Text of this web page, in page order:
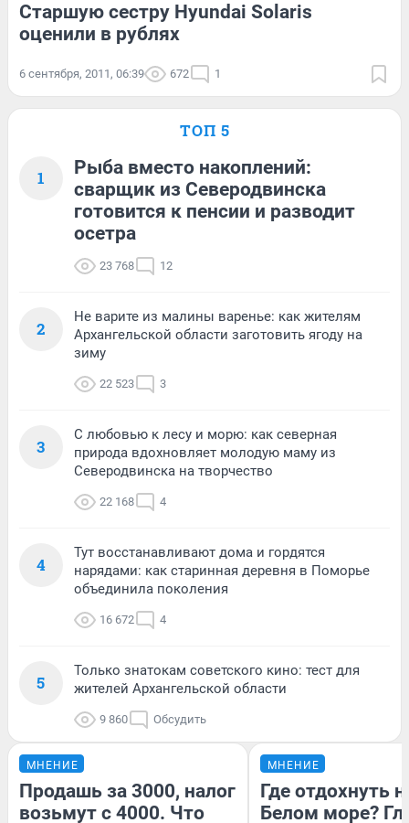
Старшую сестру Hyundai Solaris
оценили в рублях
6 сентября, 2011, 06:39 672 1
ТОП 5
1
Рыба вместо накоплений:
сварщик из Северодвинска
готовится к пенсии и разводит
осетра
23 768 12
2
Не варите из малины варенье: как жителям
Архангельской области заготовить ягоду на
зиму
22 523 3
3
С любовью к лесу и морю: как северная
природа вдохновляет молодую маму из
Северодвинска на творчество
22 168 4
4
Тут восстанавливают дома и гордятся
нарядами: как старинная деревня в Поморье
объединила поколения
16 672 4
5
Только знатокам советского кино: тест для
жителей Архангельской области
9 860 Обсудить
МНЕНИЕ
Продашь за 3000, налог
возьмут с 4000. Что
МНЕНИЕ
Где отдохнуть
Белом море?